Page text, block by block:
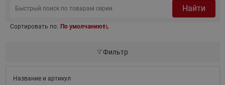
Найти
Сортировать по: По умолчанию
Фильтр